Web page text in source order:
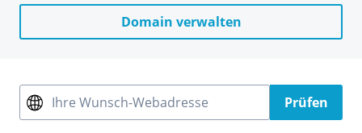
Domain verwalten
Ihre Wunsch-Webadresse Prüfen